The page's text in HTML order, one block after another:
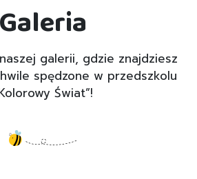
Galeria
galerii, gdzie znajdziesz
spędzone w przedszkolu
Świat”!